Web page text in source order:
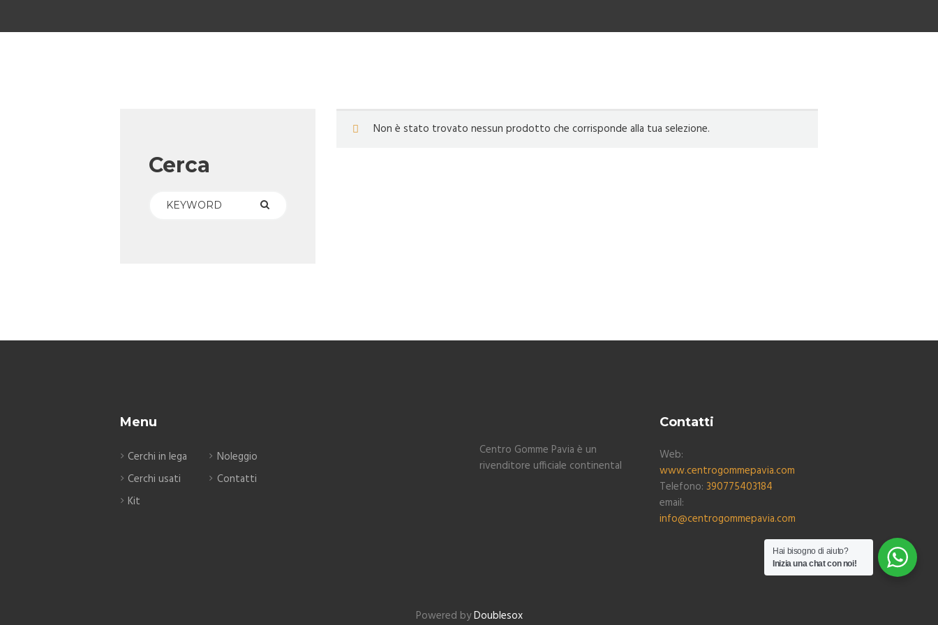
Non è stato trovato nessun prodotto che corrisponde alla tua selezione.
Cerca
Menu
Cerchi in lega
Cerchi usati
Kit
Noleggio
Contatti
Centro Gomme Pavia è un
rivenditore ufficiale continental
Contatti
Web:
www.centrogommepavia.com
Telefono: 390775403184
email:
info@centrogommepavia.com
Powered byDoublesox
Hai bisogno di aiuto?
Inizia una chat con noi!